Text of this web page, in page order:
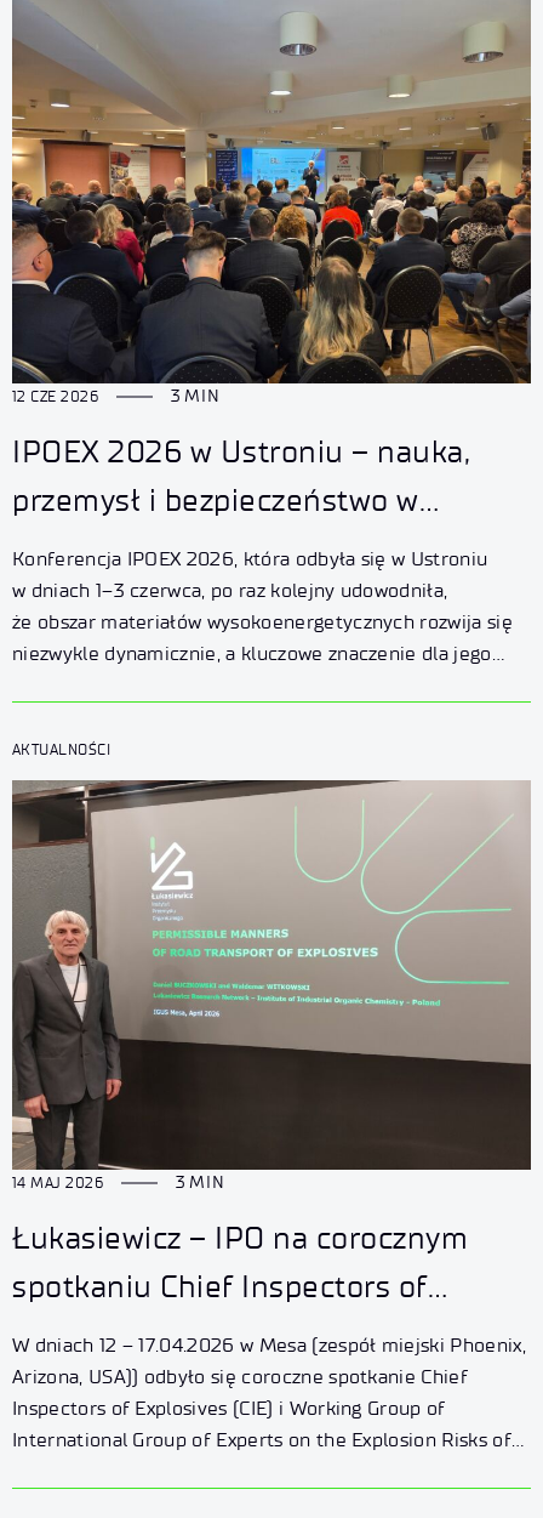
12 CZE 2026 3 MIN
IPOEX 2026 w Ustroniu – nauka,
przemysł i bezpieczeństwo w
centrum uwagi
Konferencja IPOEX 2026, która odbyła się w Ustroniu
w dniach 1–3 czerwca, po raz kolejny udowodniła,
że obszar materiałów wysokoenergetycznych rozwija się
niezwykle dynamicznie, a kluczowe znaczenie dla jego
AKTUALNOŚCI
14 MAJ 2026 3 MIN
Łukasiewicz – IPO na corocznym
spotkaniu Chief Inspectors of
Explosives (CIE) i IGUS EPP
W dniach 12 – 17.04.2026 w Mesa (zespół miejski Phoenix,
Arizona, USA)) odbyło się coroczne spotkanie Chief
Inspectors of Explosives (CIE) i Working Group of
International Group of Experts on the Explosion Risks of